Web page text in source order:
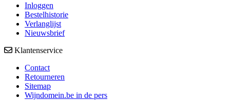
Inloggen
Bestelhistorie
Verlanglijst
Nieuwsbrief
Klantenservice
Contact
Retourneren
Sitemap
Wijndomein.be in de pers